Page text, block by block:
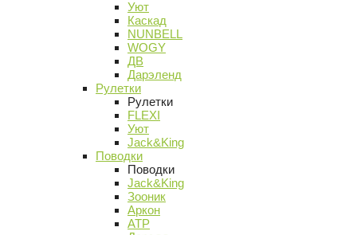
Уют
Каскад
NUNBELL
WOGY
ДВ
Дарэленд
Рулетки
Рулетки
FLEXI
Уют
Jack&King
Поводки
Поводки
Jack&King
Зооник
Аркон
АТР